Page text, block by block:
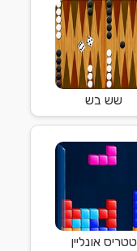
שש בש
טטריס אונליין